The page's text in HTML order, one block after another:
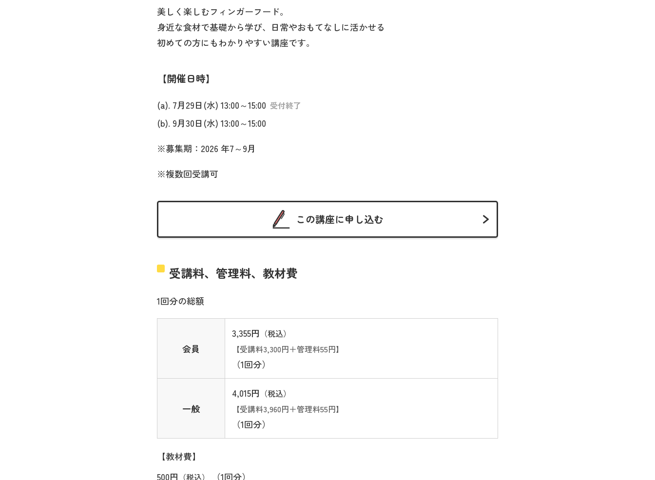
美しく楽しむフィンガーフード。
身近な食材で基礎から学び、日常やおもてなしに活かせる
初めての方にもわかりやすい講座です。
開催日時
(a). 7月29日(水) 13:00～15:00 受付終了
(b). 9月30日(水) 13:00～15:00
※募集期：2026 年7～9月
※複数回受講可
この講座に申し込む
受講料、管理料、教材費
1回分の総額
会員
3,355円 （税込）
【受講料3,300円＋管理料55円】
（1回分）
一般
4,015円 （税込）
【受講料3,960円＋管理料55円】
（1回分）
【教材費】
500円 （税込） （1回分）